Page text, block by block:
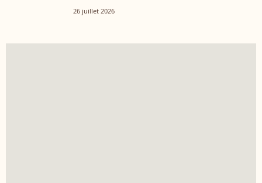
26 juillet 2026